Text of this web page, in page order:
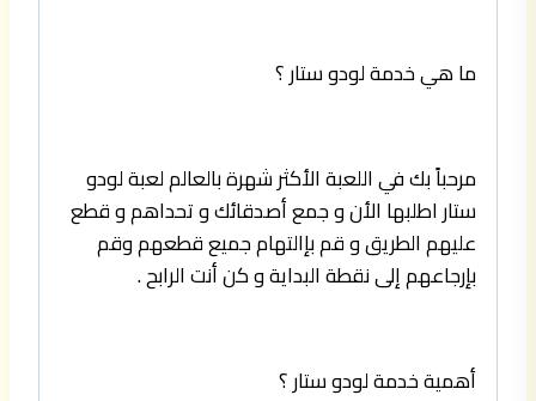
ما هي خدمة لودو ستار ؟
مرحباً بك في اللعبة الأكثر شهرة بالعالم لعبة لودو
ستار اطلبها الأن و جمع أصدقائك و تحداهم و قطع
عليهم الطريق و قم بإالتهام جميع قطعهم وقم
بإرجاعهم إلى نقطة البداية و كن أنت الرابح .
أهمية خدمة لودو ستار ؟